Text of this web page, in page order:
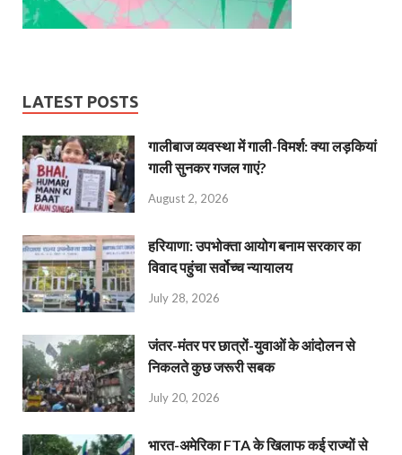
LATEST POSTS
गालीबाज व्‍यवस्‍था में गाली-विमर्श: क्या लड़कियां
गाली सुनकर गजल गाएं?
August 2, 2026
हरियाणा: उपभोक्ता आयोग बनाम सरकार का
विवाद पहुंचा सर्वोच्च न्यायालय
July 28, 2026
जंतर-मंतर पर छात्रों-युवाओं के आंदोलन से
निकलते कुछ जरूरी सबक
July 20, 2026
भारत-अमेरिका FTA के खिलाफ कई राज्यों से